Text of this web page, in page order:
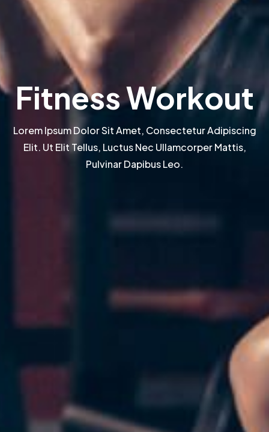
Fitness Workout
Lorem Ipsum Dolor Sit Amet, Consectetur Adipiscing
Elit. Ut Elit Tellus, Luctus Nec Ullamcorper Mattis,
Pulvinar Dapibus Leo.